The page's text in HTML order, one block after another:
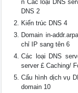
n Các loại DNS
DNS 2
Kiến trúc DNS 4
Domain in-
chỉ IP sang tên 6
Các loại DNS
server £ Caching/
Cấu hình dịch vụ
domain 10